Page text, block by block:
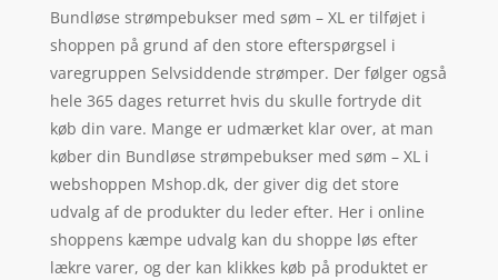
Bundløse strømpebukser med søm – XL er tilføjet i
shoppen på grund af den store efterspørgsel i
varegruppen Selvsiddende strømper. Der følger også
hele 365 dages returret hvis du skulle fortryde dit
køb din vare. Mange er udmærket klar over, at man
køber din Bundløse strømpebukser med søm – XL i
webshoppen Mshop.dk, der giver dig det store
udvalg af de produkter du leder efter. Her i online
shoppens kæmpe udvalg kan du shoppe løs efter
lækre varer, og der kan klikkes køb på produktet er